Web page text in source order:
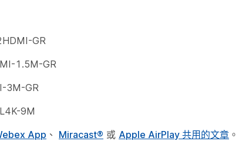
GR
1.5M-GR
3M-GR
9M
App 、 Miracast® 或 Apple AirPlay 共用的文章 。